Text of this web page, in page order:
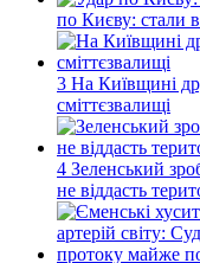
по Києву: стали
3 На Київщині
сміттєзвалищі
4 Зеленський
не віддасть